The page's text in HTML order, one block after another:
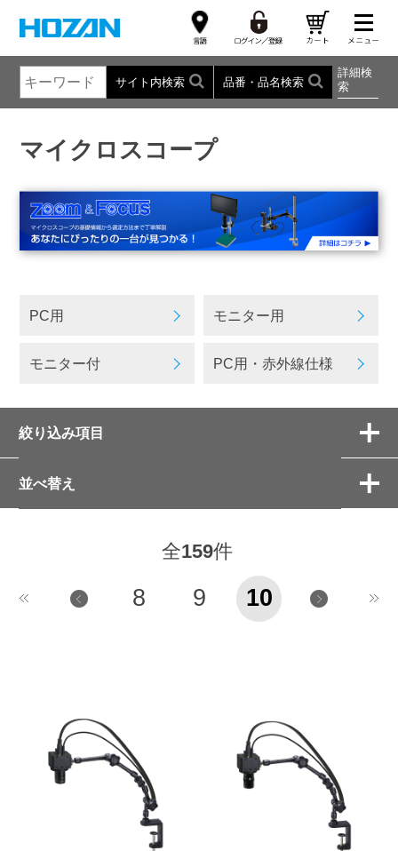
サイト内検索 品番・品名検索
詳細検
索
マイクロスコープ
PC用 モニター用
モニター付 PC用・赤外線仕様
絞り込み項目
並べ替え
全159件
8 9 10